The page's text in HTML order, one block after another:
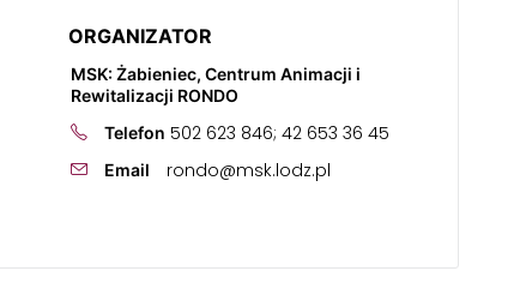
ORGANIZATOR
MSK: Żabieniec, Centrum Animacji i
Rewitalizacji RONDO
Telefon 502 623 846; 42 653 36 45
Email rondo@msk.lodz.pl